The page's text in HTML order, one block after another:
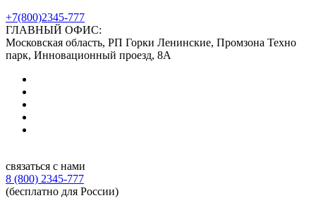
+7(800)2345-777
ГЛАВНЫЙ ОФИС:
Московская область, РП Горки Ленинские, Промзона Техно
парк, Инновационный проезд, 8А
связаться с нами
8 (800) 2345-777
(бесплатно для России)